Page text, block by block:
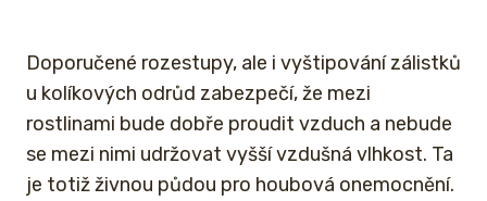
Doporučené rozestupy, ale i vyštipování zálistků
u kolíkových odrůd zabezpečí, že mezi
rostlinami bude dobře proudit vzduch a nebude
se mezi nimi udržovat vyšší vzdušná vlhkost. Ta
je totiž živnou půdou pro houbová onemocnění.